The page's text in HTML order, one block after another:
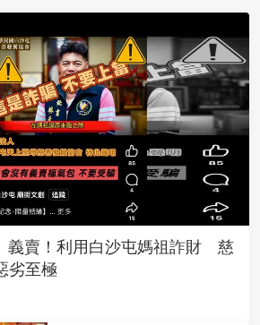
義賣！利用白沙屯媽祖詐財 慈
劣至極